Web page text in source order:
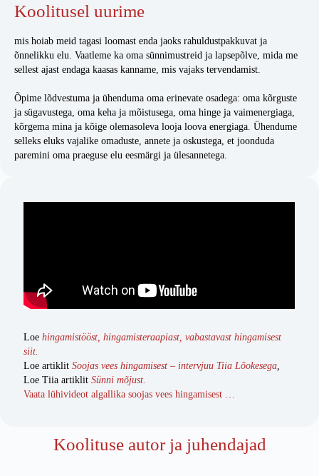
Koolitusel uurime
mis hoiab meid tagasi loomast enda jaoks rahuldustpakkuvat ja
õnnelikku elu. Vaatleme ka oma sünnimustreid ja lapsepõlve, mida me
sellest ajast endaga kaasas kanname, mis vajaks tervendamist.
Õpime lõdvestuma ja ühenduma oma erinevate osadega: oma kõrguste
ja sügavustega, oma keha ja mõistusega, oma hinge ja vaimenergiaga,
kõrgema mina ja kõige olemasoleva looja loova energiaga. Ühendume
selleks eluks vajalike omaduste, annete ja oskustega, et joonduda
paremini oma praeguse elu eesmärgi ja ülesannetega.
Loehingamistööst, hingamisteraapiast, vabastavast hingamisest
siit.
Loe artiklit Soojas vees hingamisest – intervjuu Tiia Lõokesega,
Loe Tiia artiklitSünni mõjust.
Vaata lühivideot algallika soojas vees hingamisest …
Koolituse autor ja juhendajad